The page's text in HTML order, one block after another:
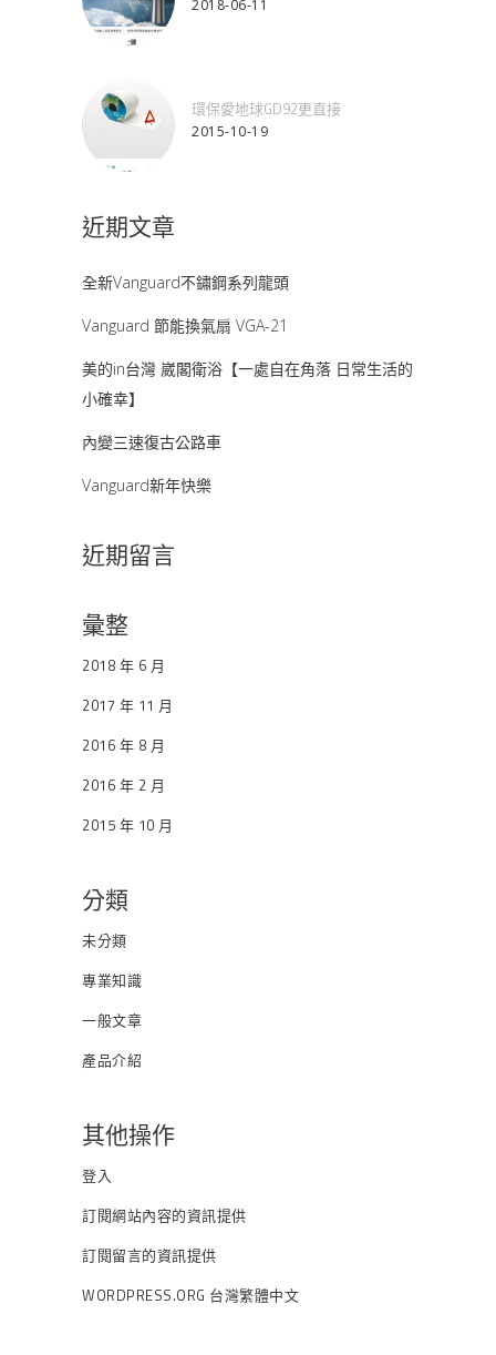
2018-06-11
環保愛地球GD92更直接
2015-10-19
近期文章
全新Vanguard不鏽鋼系列龍頭
Vanguard 節能換氣扇 VGA-21
美的in台灣 崴閣衛浴【一處自在角落 日常生活的
小確幸】
內變三速復古公路車
Vanguard新年快樂
近期留言
彙整
2018 年 6 月
2017 年 11 月
2016 年 8 月
2016 年 2 月
2015 年 10 月
分類
未分類
專業知識
一般文章
產品介紹
其他操作
登入
訂閱網站內容的資訊提供
訂閱留言的資訊提供
WORDPRESS.ORG 台灣繁體中文